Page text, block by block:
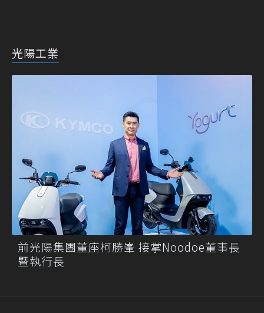
光陽工業
前光陽集團董座柯勝峯 接掌Noodoe董事長
暨執行長